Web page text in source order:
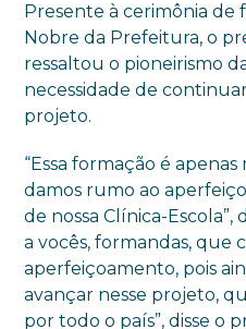
Presente à cerimônia de
Nobre da Prefeitura, o
ressaltou o pioneirismo
necessidade de
projeto.
“Essa formação é
damos rumo ao
de nossa Clínica-Escola”,
a vocês, formandas, que
aperfeiçoamento, pois
avançar nesse projeto,
por todo o país”, disse o